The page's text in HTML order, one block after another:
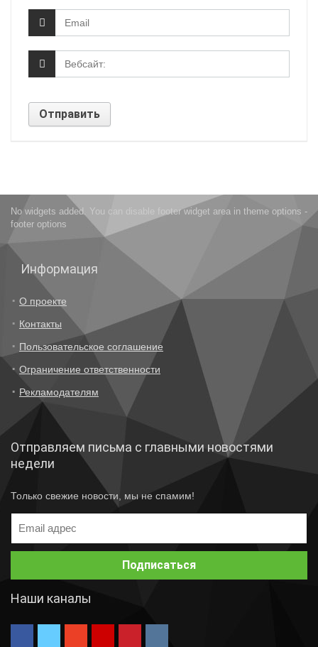
No widgets added. You can disable footer widget area in theme options -
footer options
Информация
О проекте
Контакты
Пользовательское соглашение
Ограничение ответственности
Рекламодателям
Отправляем письма с главными новостями
недели
Только свежие новости, мы не спамим!
Наши каналы